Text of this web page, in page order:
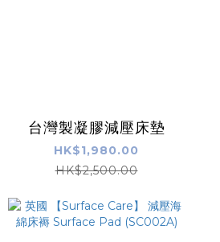
台灣製凝膠減壓床墊
HK$1,980.00
HK$2,500.00